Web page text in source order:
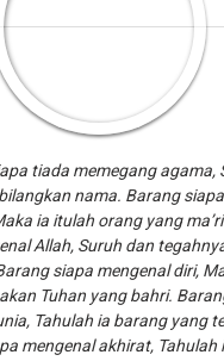
tiada memegang agama,
nama. Barang
ia itulah orang yang
Allah, Suruh dan
siapa mengenal diri,
Tuhan yang bahri.
Tahulah ia barang yang
mengenal akhirat, Tahulah